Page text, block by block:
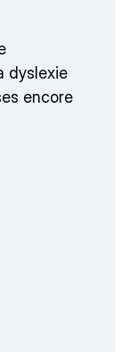
dyslexie
encore